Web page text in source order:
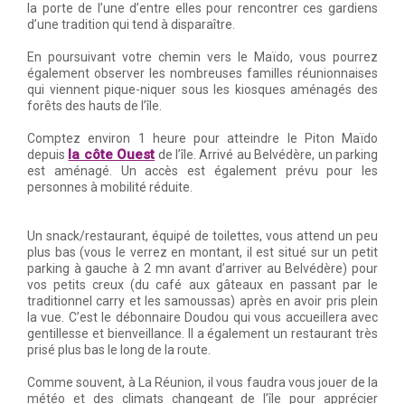
la porte de l’une d’entre elles pour rencontrer ces gardiens
d’une tradition qui tend à disparaître.
En poursuivant votre chemin vers le Maïdo, vous pourrez
également observer les nombreuses familles réunionnaises
qui viennent pique-niquer sous les kiosques aménagés des
forêts des hauts de l’île.
Comptez environ 1 heure pour atteindre le Piton Maïdo
depuis la côte Ouest de l’île. Arrivé au Belvédère, un parking
est aménagé. Un accès est également prévu pour les
personnes à mobilité réduite.
Un snack/restaurant, équipé de toilettes, vous attend un peu
plus bas (vous le verrez en montant, il est situé sur un petit
parking à gauche à 2 mn avant d’arriver au Belvédère) pour
vos petits creux (du café aux gâteaux en passant par le
traditionnel carry et les samoussas) après en avoir pris plein
la vue. C’est le débonnaire Doudou qui vous accueillera avec
gentillesse et bienveillance. Il a également un restaurant très
prisé plus bas le long de la route.
Comme souvent, à La Réunion, il vous faudra vous jouer de la
météo et des climats changeant de l’île pour apprécier